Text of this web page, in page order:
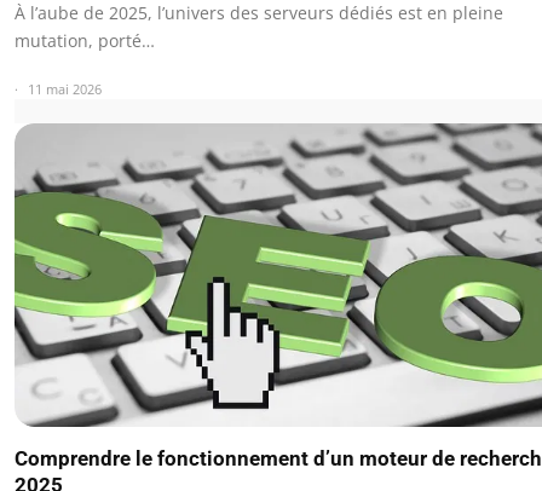
À l’aube de 2025, l’univers des serveurs dédiés est en pleine
mutation, porté…
11 mai 2026
Comprendre le fonctionnement d’un moteur de
2025